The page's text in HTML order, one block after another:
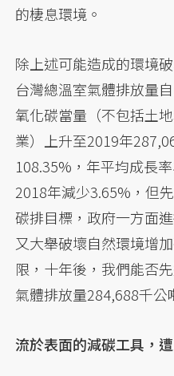
的棲息環境。
除上述可能造成的環境
台灣總溫室氣體排放量
氧化碳當量（不包括土
業）上升至2019年
108.35%，年平均成長
2018年減少3.65%，但
碳排目標，政府一方面
又大舉破壞自然環境增
限，十年後，我們能否
氣體排放量284,688千公
流於表面的減碳工具，